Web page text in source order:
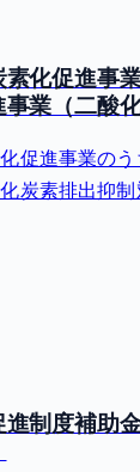
化促進事
業（二酸
促進事業の
炭素排出抑制
制度補助